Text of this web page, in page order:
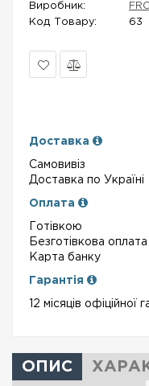
Виробник:
Код Товару:
63
Доставка
Самовивіз
Доставка по Україні
Оплата
Готівкою
Безготівкова оплата
Карта банку
Гарантія
12 місяців офіційної
ОПИС